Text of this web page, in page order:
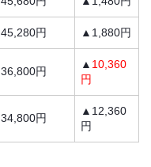
45,280円 ▲1,880円
36,800円
▲ 10,360
円
34,800円
▲12,360
円